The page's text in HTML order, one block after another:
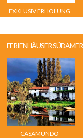
EXKLUSIV ERHOLUNG
FERIENHÄUSER
CASAMUNDO